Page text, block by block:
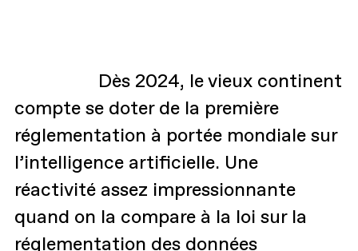
Dès 2024, le vieux continent
compte se doter de la première
réglementation à portée mondiale sur
l’intelligence artificielle. Une
réactivité assez impressionnante
quand on la compare à la loi sur la
réglementation des données